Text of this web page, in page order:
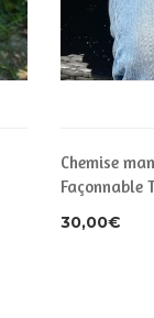
Chemise
Façonnable
30,00€